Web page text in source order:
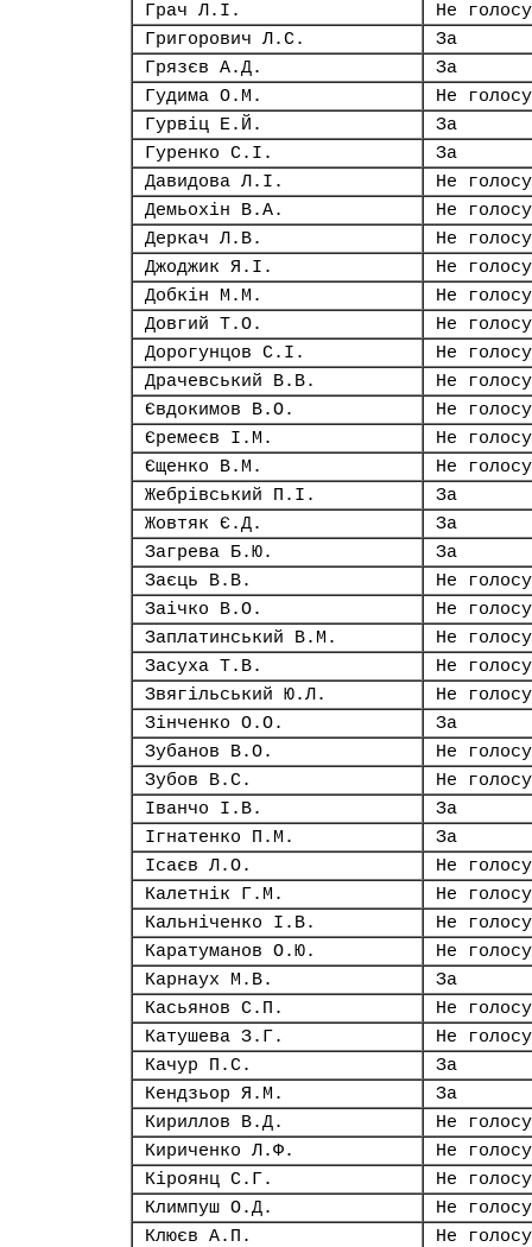
Грач Л.І.
Не
Григорович Л.С.
За
Грязєв А.Д.
За
Гудима О.М.
Не
Гурвіц Е.Й.
За
Гуренко С.І.
За
Давидова Л.І.
Не
Демьохін В.А.
Не
Деркач Л.В.
Не
Джоджик Я.І.
Не
Добкін М.М.
Не
Довгий Т.О.
Не
Дорогунцов С.І.
Не
Драчевський В.В.
Не
Євдокимов В.О.
Не
Єремеєв І.М.
Не
Єщенко В.М.
Не
Жебрівський П.І.
За
Жовтяк Є.Д.
За
Загрева Б.Ю.
За
Заєць В.В.
Не
Заічко В.О.
Не
Заплатинський В.М.
Не
Засуха Т.В.
Не
Звягільський Ю.Л.
Не
Зінченко О.О.
За
Зубанов В.О.
Не
Зубов В.С.
Не
Іванчо І.В.
За
Ігнатенко П.М.
За
Ісаєв Л.О.
Не
Калетнік Г.М.
Не
Кальніченко І.В.
Не
Каратуманов О.Ю.
Не
Карнаух М.В.
За
Касьянов С.П.
Не
Катушева З.Г.
Не
Качур П.С.
За
Кендзьор Я.М.
За
Кириллов В.Д.
Не
Кириченко Л.Ф.
Не
Кіроянц С.Г.
Не
Климпуш О.Д.
Не
Клюєв А.П.
Не